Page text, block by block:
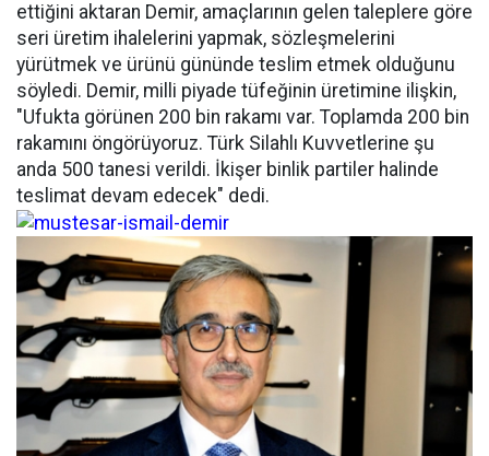
ettiğini aktaran Demir, amaçlarının gelen taleplere göre
seri üretim ihalelerini yapmak, sözleşmelerini
yürütmek ve ürünü gününde teslim etmek olduğunu
söyledi. Demir, milli piyade tüfeğinin üretimine ilişkin,
"Ufukta görünen 200 bin rakamı var. Toplamda 200 bin
rakamını öngörüyoruz. Türk Silahlı Kuvvetlerine şu
anda 500 tanesi verildi. İkişer binlik partiler halinde
teslimat devam edecek" dedi.